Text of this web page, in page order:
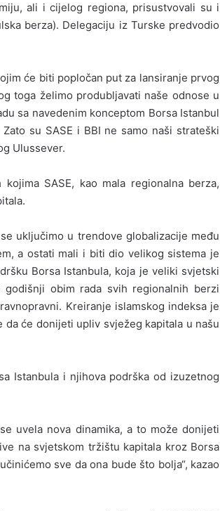
ali i cijelog regiona, prisustvovali su i
berza). Delegaciju iz Turske predvodio
će biti popločan put za lansiranje prvog
toga želimo produbljavati naše odnose u
sa navedenim konceptom Borsa Istanbul
su SASE i BBI ne samo naši strateški
Ulussever.
SASE, kao mala regionalna berza,
uključimo u trendove globalizacije među
a ostati mali i biti dio velikog sistema je
Borsa Istanbula, koja je veliki svjetski
obim rada svih regionalnih berzi
Kreiranje islamskog indeksa je
da će donijeti upliv svježeg kapitala u našu
Istanbula i njihova podrška od izuzetnog
uvela nova dinamika, a to može donijeti
na svjetskom tržištu kapitala kroz Borsa
sve da ona bude što bolja“, kazao